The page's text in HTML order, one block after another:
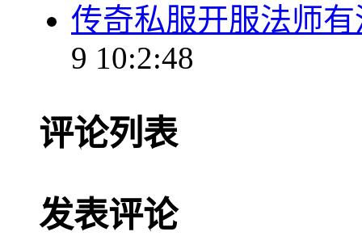
传奇私服开服法师
9 10:2:48
评论列表
发表评论